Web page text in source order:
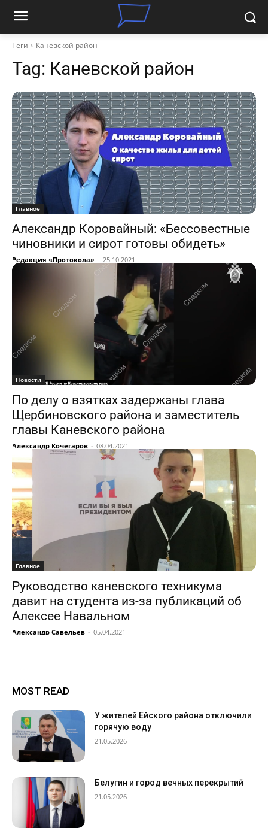
Теги Каневской район
Tag: Каневской район
Главное
Александр Коровайный: «Бессовестные
чиновники и сирот готовы обидеть»
Редакция «Протокола» - 25.10.2021
Новости
По делу о взятках задержаны глава
Щербиновского района и заместитель
главы Каневского района
Александр Кочегаров - 08.04.2021
Главное
Руководство каневского техникума
давит на студента из-за публикаций об
Алексее Навальном
Александр Савельев - 05.04.2021
MOST READ
У жителей Ейского района отключили
горячую воду
21.05.2026
Белугин и город вечных перекрытий
21.05.2026